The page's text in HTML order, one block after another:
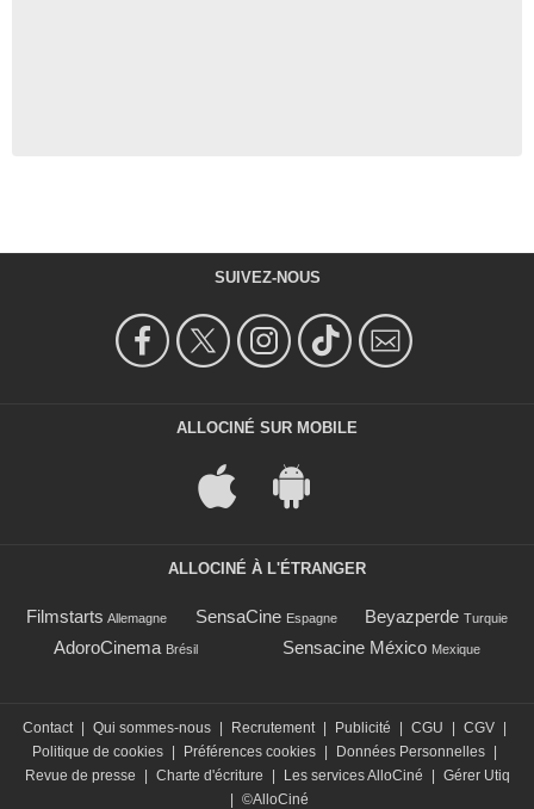
SUIVEZ-NOUS
ALLOCINÉ SUR MOBILE
ALLOCINÉ À L'ÉTRANGER
Filmstarts Allemagne SensaCine Espagne Beyazperde Turquie
AdoroCinema Brésil Sensacine México Mexique
Contact Qui sommes-nous Recrutement Publicité CGU CGV
Politique de cookies
Préférences cookies Données Personnelles
Revue de presse
Charte d'écriture Les services AlloCiné
Gérer Utiq
©AlloCiné